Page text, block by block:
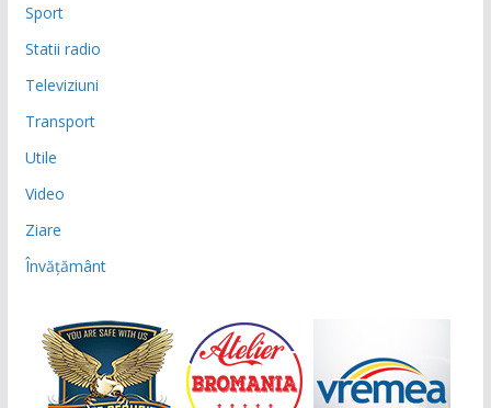
Sport
Statii radio
Televiziuni
Transport
Utile
Video
Ziare
Învățământ